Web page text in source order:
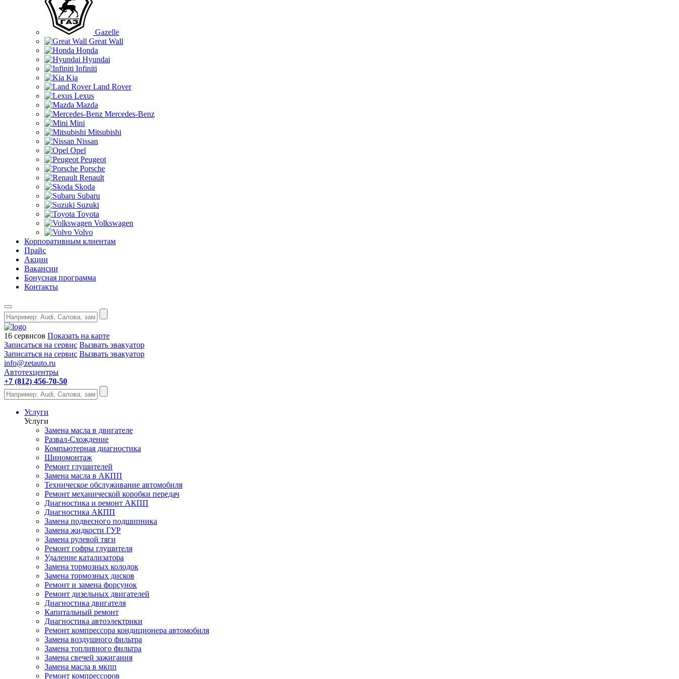
Gazelle
Great Wall
Honda
Hyundai
Infiniti
Kia
Land Rover
Lexus
Mazda
Mercedes-Benz
Mini
Mitsubishi
Nissan
Opel
Peugeot
Porsche
Renault
Skoda
Subaru
Suzuki
Toyota
Volkswagen
Volvo
Корпоративным клиентам
Прайс
Акции
Вакансии
Бонусная программа
Контакты
16 сервисов Показать на карте
Записаться на сервис Вызвать эвакуатор
Записаться на сервис Вызвать эвакуатор
info@zetauto.ru
Автотехцентры
+7 (812) 456-70-50
Услуги
Услуги
Замена масла в двигателе
Развал-Схождение
Компьютерная диагностика
Шиномонтаж
Ремонт глушителей
Замена масла в АКПП
Техническое обслуживание автомобиля
Ремонт механической коробки передач
Диагностика и ремонт АКПП
Диагностика АКПП
Замена подвесного подшипника
Замена жидкости ГУР
Замена рулевой тяги
Ремонт гофры глушителя
Удаление катализатора
Замена тормозных колодок
Замена тормозных дисков
Ремонт и замена форсунок
Ремонт дизельных двигателей
Диагностика двигателя
Капитальный ремонт
Диагностика автоэлектрики
Ремонт компрессора кондиционера автомобиля
Замена воздушного фильтра
Замена топливного фильтра
Замена свечей зажигания
Замена масла в мкпп
Ремонт компрессоров